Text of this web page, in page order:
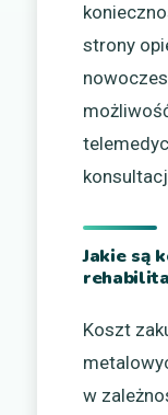
strony
Jakie są
Koszt
w